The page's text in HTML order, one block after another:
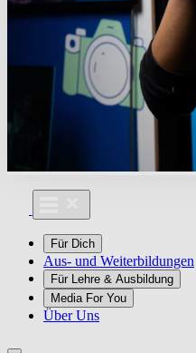
Für Dich
Aus- und Weiterbildungen
Für Lehre & Ausbildung
Media For You
Über Uns